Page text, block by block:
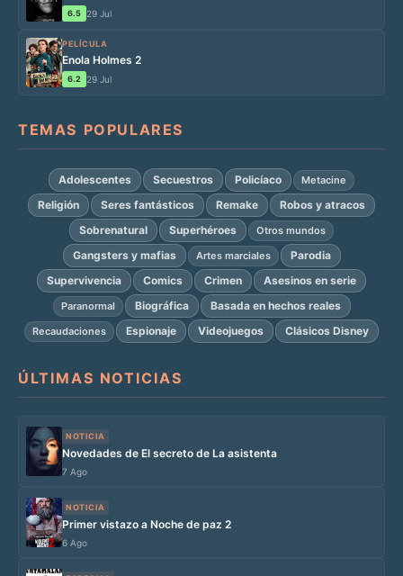
6.5 29 Jul
PELÍCULA
Enola Holmes 2
6.2 29 Jul
TEMAS POPULARES
Adolescentes Secuestros Policíaco Metacine
Religión Seres fantásticos Remake
Robos y atracos
Sobrenatural
Superhéroes Otros mundos
Gangsters y mafias Artes marciales
Parodia
Supervivencia
Comics Crimen Asesinos en serie
Paranormal Biográfica Basada en hechos reales
Recaudaciones Espionaje Videojuegos Clásicos Disney
ÚLTIMAS NOTICIAS
NOTICIA
Novedades de El secreto de La asistenta
7 Ago
NOTICIA
Primer vistazo a Noche de paz 2
6 Ago